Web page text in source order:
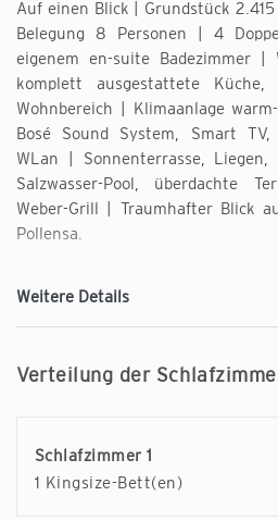
Auf einen Blick | Grundstück 2.415
Belegung 8 Personen | 4
eigenem en-suite Badezimmer |
komplett ausgestattete
Wohnbereich | Klimaanlage
Bosé Sound System, Smart TV,
WLan | Sonnenterrasse,
Salzwasser-Pool, überdachte
Weber-Grill | Traumhafter Blick
Pollensa.
und gemütliches Ambiente,
NEU 2026: die Badezimmer 2 bis
Das Ferienhaus La Belle Font in
Hang gen Süden ausgerichtet
Weitere Details
Verteilung der
Schlafzimmer 1
1 Kingsize-Bett(en)